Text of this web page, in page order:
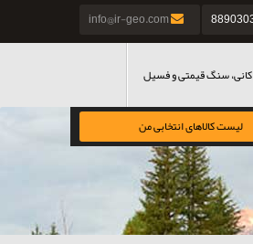
کانی، سنگ قیمتی و فسیل
لیست کالاهای انتخابی من